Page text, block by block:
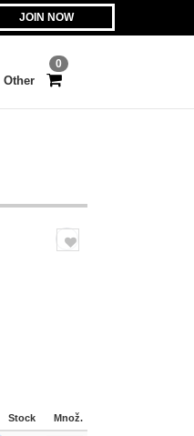
JOIN NOW
0
Other
Stock Množ.